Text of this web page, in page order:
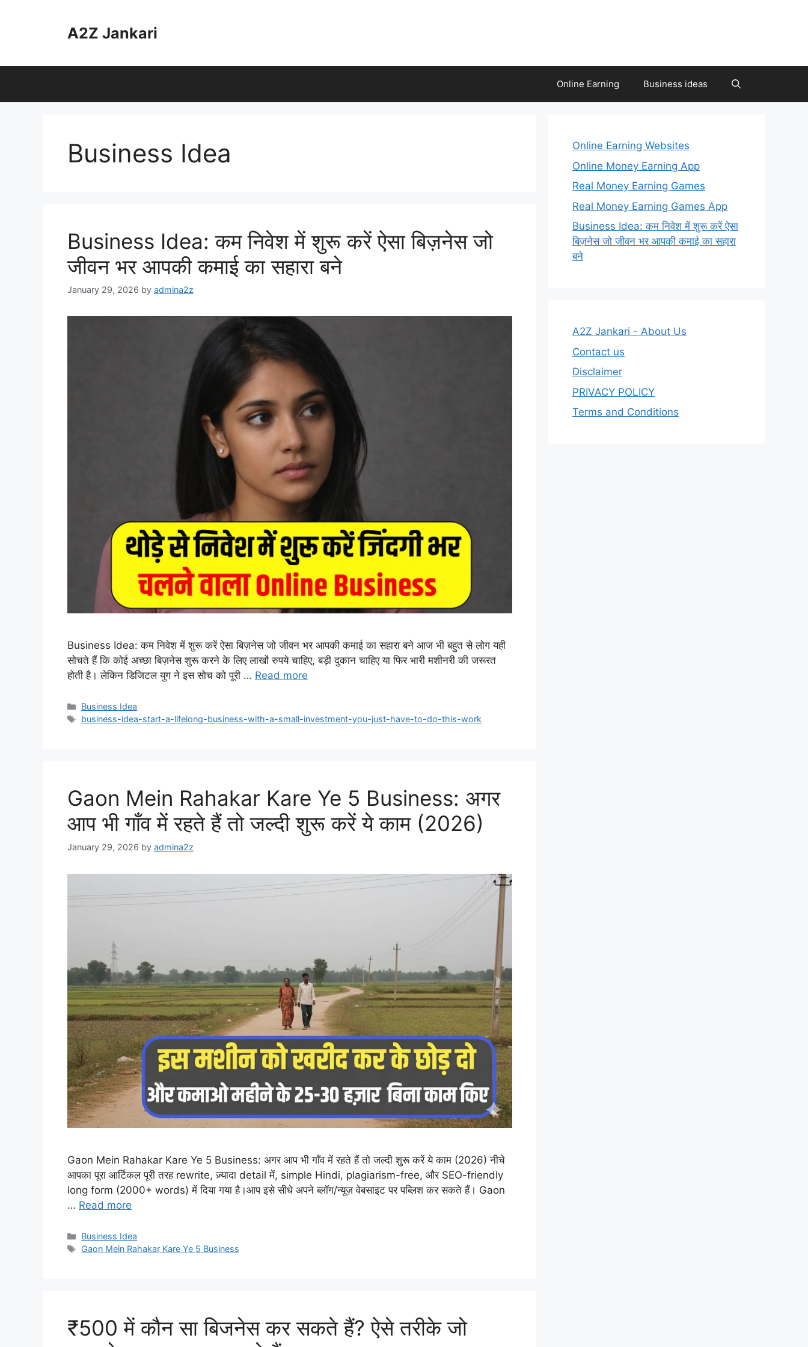
A2Z Jankari
Online Earning Business ideas
Business Idea
Business Idea: कम निवेश में शुरू करें ऐसा बिज़नेस जो
जीवन भर आपकी कमाई का सहारा बने
January 29, 2026 by admina2z
Business Idea: कम निवेश में शुरू करें ऐसा बिज़नेस जो जीवन भर आपकी कमाई का सहारा बने आज भी बहुत से लोग यही
सोचते हैं कि कोई अच्छा बिज़नेस शुरू करने के लिए लाखों रुपये चाहिए, बड़ी दुकान चाहिए या फिर भारी मशीनरी की जरूरत
होती है। लेकिन डिजिटल युग ने इस सोच को पूरी … Read more
Categories
Business Idea
Tags
business-idea-start-a-lifelong-business-with-a-small-investment-you-just-have-to-do-this-work
Gaon Mein Rahakar Kare Ye 5 Business: अगर
आप भी गाँव में रहते हैं तो जल्दी शुरू करें ये काम (2026)
January 29, 2026 by admina2z
Gaon Mein Rahakar Kare Ye 5 Business: अगर आप भी गाँव में रहते हैं तो जल्दी शुरू करें ये काम (2026) नीचे
आपका पूरा आर्टिकल पूरी तरह rewrite, ज़्यादा detail में, simple Hindi, plagiarism-free, और SEO-friendly
long form (2000+ words) में दिया गया है।आप इसे सीधे अपने ब्लॉग/न्यूज़ वेबसाइट पर पब्लिश कर सकते हैं। Gaon
… Read more
Categories
Business Idea
Tags
Gaon Mein Rahakar Kare Ye 5 Business
₹500 में कौन सा बिजनेस कर सकते हैं? ऐसे तरीके जो
Online Earning Websites
Online Money Earning App
Real Money Earning Games
Real Money Earning Games App
Business Idea: कम निवेश में शुरू करें ऐसा
बिज़नेस जो जीवन भर आपकी कमाई का सहारा
बने
A2Z Jankari - About Us
Contact us
Disclaimer
PRIVACY POLICY
Terms and Conditions